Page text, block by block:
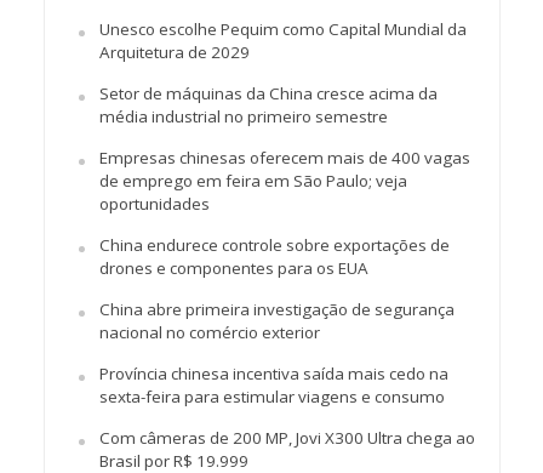
Unesco escolhe Pequim como Capital Mundial da
Arquitetura de 2029
Setor de máquinas da China cresce acima da
média industrial no primeiro semestre
Empresas chinesas oferecem mais de 400 vagas
de emprego em feira em São Paulo; veja
oportunidades
China endurece controle sobre exportações de
drones e componentes para os EUA
China abre primeira investigação de segurança
nacional no comércio exterior
Província chinesa incentiva saída mais cedo na
sexta-feira para estimular viagens e consumo
Com câmeras de 200 MP, Jovi X300 Ultra chega ao
Brasil por R$ 19.999